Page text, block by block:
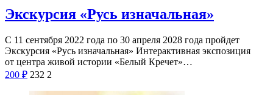
Экскурсия «Русь изначальная»
С 11 сентября 2022 года по 30 апреля 2028 года пройдет
Экскурсия «Русь изначальная» Интерактивная экспозиция
от центра живой истории «Белый Кречет»…
200 ₽ 232 2